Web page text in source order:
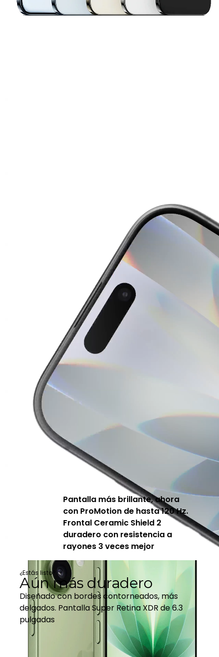
Pantalla más brillante, ahora
con ProMotion de hasta 120 Hz.
Frontal Ceramic Shield 2
duradero con resistencia a
rayones 3 veces mejor
¿Estás listo?
Aún más duradero
Diseñado con bordes contorneados, más
delgados. Pantalla Super Retina XDR de 6.3
pulgadas